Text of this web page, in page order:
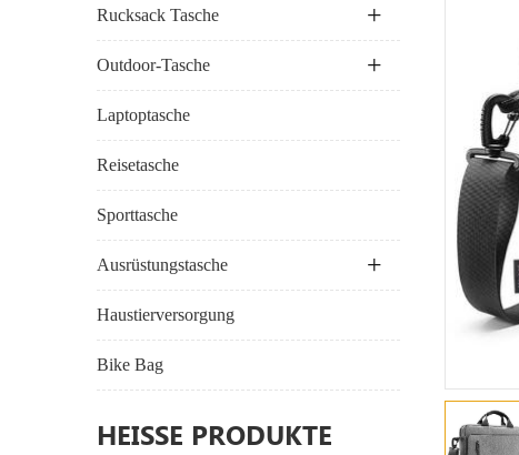
Rucksack Tasche
Outdoor-Tasche
Laptoptasche
Reisetasche
Sporttasche
Ausrüstungstasche
Haustierversorgung
Bike Bag
HEISSE PRODUKTE